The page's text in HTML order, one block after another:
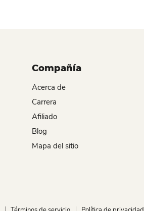
Compañía
Acerca de
Carrera
Afiliado
Blog
Mapa del sitio